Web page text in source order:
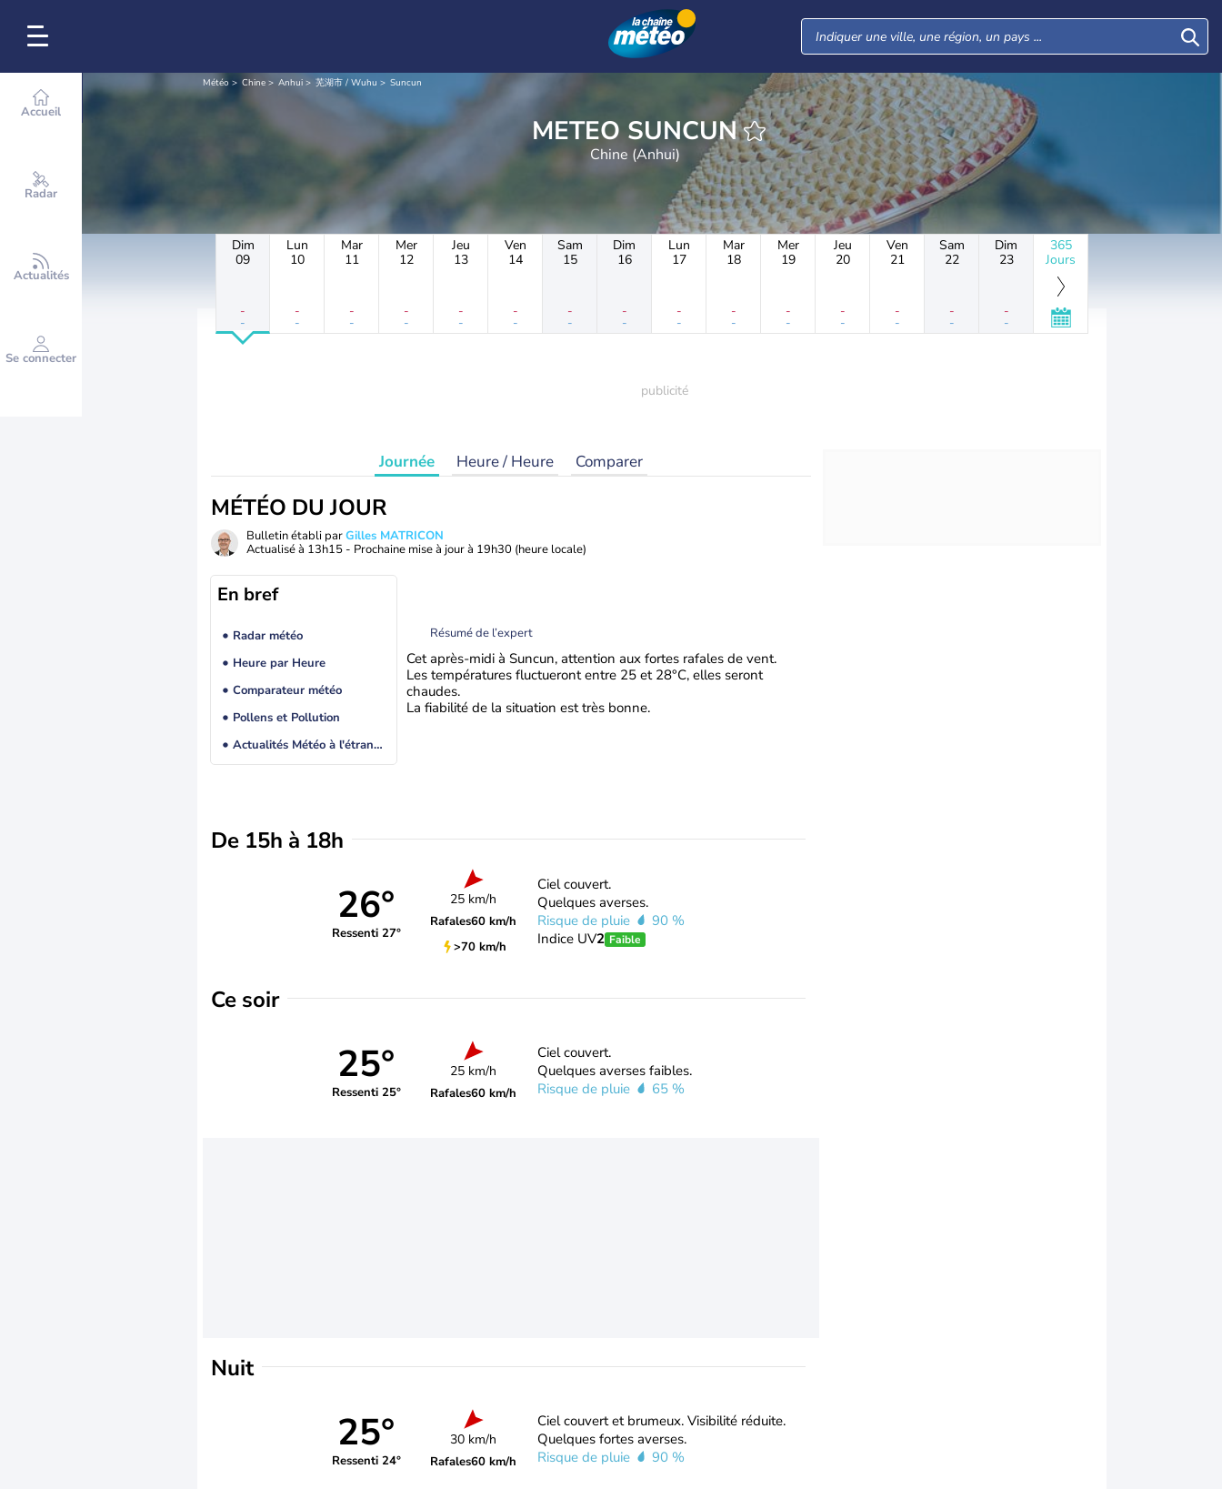
Accueil
Radar
Actualités
Se connecter
Météo Chine Anhui 芜湖市 / Wuhu Suncun
METEO SUNCUN
Chine (Anhui)
Dim
09
-
-
Lun
10
-
-
Mar
11
-
-
Mer
12
-
-
Jeu
13
-
-
Ven
14
-
-
Sam
15
-
-
Dim
16
-
-
Lun
17
-
-
Mar
18
-
-
Mer
19
-
-
Jeu
20
-
-
Ven
21
-
-
Sam
22
-
-
Dim
23
-
-
365
Jours
Journée Heure / Heure Comparer
MÉTÉO DU JOUR
Bulletin établi parGilles MATRICON
Actualisé à 13h15 - Prochaine mise à jour à 19h30 (heure locale)
En bref
Radar météo
Heure par Heure
Comparateur météo
Pollens et Pollution
Actualités Météo à l'étranger
Résumé de l’expert
Cet après-midi à Suncun, attention aux fortes rafales de vent.
Les températures fluctueront entre 25 et 28°C, elles seront
chaudes.
La fiabilité de la situation est très bonne.
De 15h à 18h
26°
Ressenti 27°
25 km/h
Rafales60 km/h
>70 km/h
Ciel couvert.
Quelques averses.
Risque de pluie
90 %
Indice UV2 Faible
Ce soir
25°
Ressenti 25°
25 km/h
Rafales60 km/h
Ciel couvert.
Quelques averses faibles.
Risque de pluie
65 %
Nuit
25°
Ressenti 24°
30 km/h
Rafales60 km/h
Ciel couvert et brumeux. Visibilité réduite.
Quelques fortes averses.
Risque de pluie
90 %